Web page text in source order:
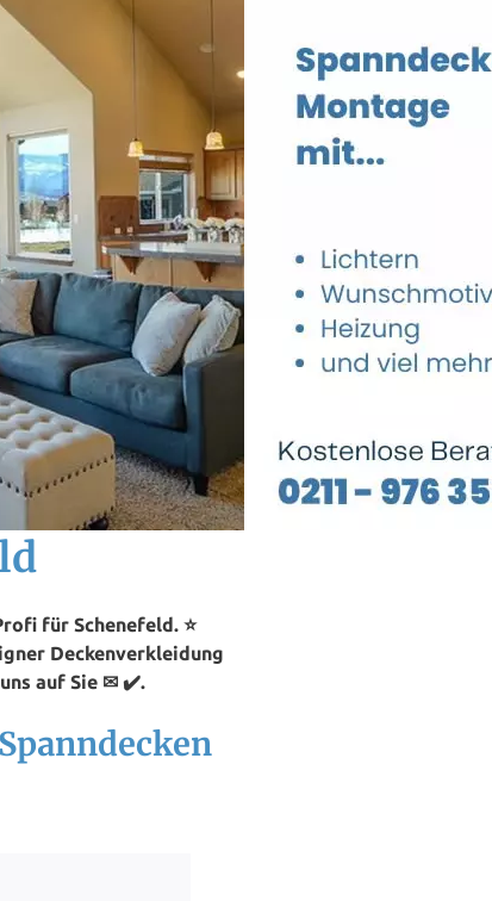
für Schenefeld. ⭐
Deckenverkleidung
auf Sie ✉ ✔️.